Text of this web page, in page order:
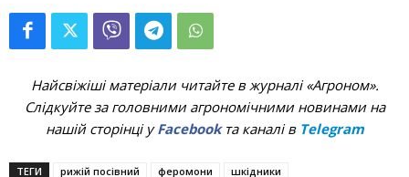
Найсвіжіші матеріали читайте в журналі «Агроном».
Слідкуйте за головними агрономічними новинами на
нашій сторінці уFacebookта каналі в Telegram
ТЕГИ рижій посівний феромони шкідники